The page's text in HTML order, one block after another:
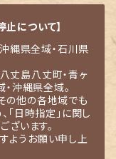
について】
縄県全域・石川県
丈島八丈町・青ヶ
沖縄県全域。
の他の各地域でも
日時指定」に関し
ざいます。
ようお願い申し上